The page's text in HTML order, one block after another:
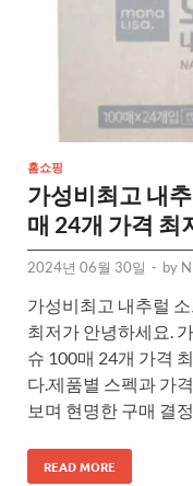
홈쇼핑
가성비최고 내
매 24개 가격 최
2024년 06월 30일 - by
가성비최고 내추럴
최저가 안녕하세요.
슈 100매 24개 가격
다.제품별 스펙과 가
보며 현명한 구매 결
READ MORE